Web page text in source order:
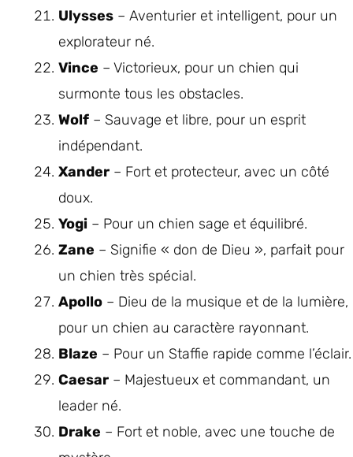
Ulysses – Aventurier et intelligent, pour un
explorateur né.
Vince – Victorieux, pour un chien qui
surmonte tous les obstacles.
Wolf – Sauvage et libre, pour un esprit
indépendant.
Xander – Fort et protecteur, avec un côté
doux.
Yogi – Pour un chien sage et équilibré.
Zane – Signifie « don de Dieu », parfait pour
un chien très spécial.
Apollo – Dieu de la musique et de la lumière,
pour un chien au caractère rayonnant.
Blaze – Pour un Staffie rapide comme l’éclair.
Caesar – Majestueux et commandant, un
leader né.
Drake – Fort et noble, avec une touche de